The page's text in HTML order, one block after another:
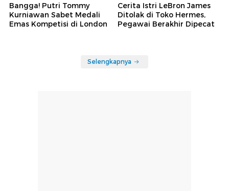
Bangga! Putri Tommy
Kurniawan Sabet Medali
Emas Kompetisi di London
Cerita Istri LeBron James
Ditolak di Toko Hermes,
Pegawai Berakhir Dipecat
Selengkapnya